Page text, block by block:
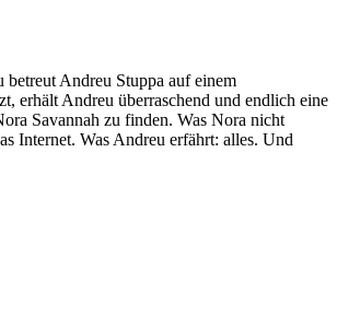
Andreu Stuppa auf einem
erhält Andreu überraschend und endlich eine
Savannah zu finden. Was Nora nicht
Internet. Was Andreu erfährt: alles. Und